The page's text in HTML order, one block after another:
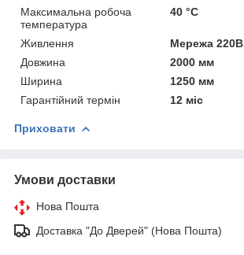
Максимальна робоча
температура
40 °С
Живлення
Мережа 220В
Довжина
2000 мм
Ширина
1250 мм
Гарантійний термін
12 міс
Приховати
Умови доставки
Нова Пошта
Доставка "До Дверей" (Нова Пошта)